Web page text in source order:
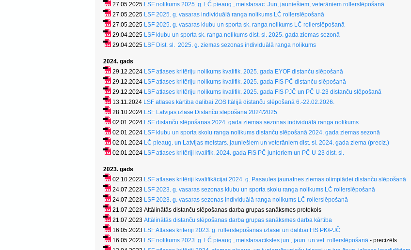
27.05.2025 LSF nolikums 2025. g. LČ pieaug., meistarsac. Jun, jauniešiem, veterāniem rollerslēpošanā
27.05.2025 LSF 2025. g. vasaras individuālā ranga nolikums LČ rollerslēpošanā
27.05.2025 LSF 2025. g. vasaras klubu un sporta sk. ranga nolikums LČ rollerslēpošanā
29.04.2025 LSF klubu un sporta sk. ranga nolikums dist. sl. 2025. gada ziemas sezonā
29.04.2025 LSF Dist. sl. 2025. g. ziemas sezonas individuālā ranga nolikums
2024. gads
29.12.2024 LSF atlases kritēriju nolikums kvalifik. 2025. gada EYOF distanču slēpošanā
29.12.2024 LSF atlases kritēriju nolikums kvalifik. 2025. gada FIS PČ distanču slēpošanā
29.12.2024 LSF atlases kritēriju nolikums kvalifik. 2025. gada FIS PJČ un PČ U-23 distanču slēpošanā
13.11.2024 LSF atlases kārtība dalībai ZOS Itālijā distanču slēpošanā 6.-22.02.2026.
28.10.2024 LSF Latvijas izlase Distanču slēpošanā 2024/2025
02.01.2024 LSF distanču slēpošanas 2024. gada ziemas sezonas individuālā ranga nolikums
02.01.2024 LSF klubu un sporta skolu ranga nolikums distanču slēpošanā 2024. gada ziemas sezonā
02.01.2024 LČ pieaug. un Latvijas meistars. jauniešiem un veterāniem dist. sl. 2024. gada ziema (preciz.)
02.01.2024 LSF atlases kritēriji kvalifik. 2024. gada FIS PČ junioriem un PČ U-23 dist. sl.
2023. gads
02.10.2023 LSF atlases kritēriji kvalifikācijai 2024. g. Pasaules jaunatnes ziemas olimpiādei distanču slēpošanā
24.07.2023 LSF 2023. g. vasaras sezonas klubu un sporta skolu ranga nolikums LČ rollerslēpošanā
24.07.2023 LSF 2023. g. vasaras sezonas individuālā ranga nolikums LČ rollerslēpošanā
21.07.2023 Attālinātās distanču slēpošanas darba grupas sanāksmes protokols
21.07.2023 Attālinātās distanču slēpošanas darba grupas sanāksmes darba kārtība
16.05.2023 LSF Atlases kritēriji 2023. g. rollerslēpošanas izlasei un dalībai FIS PK/PJČ
16.05.2023 LSF nolikums 2023. g. LČ pieaug., meistarsacīkstes jun., jaun. un vet. rollerslēpošanā - precizēts